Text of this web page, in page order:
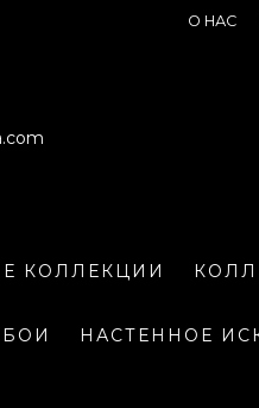
О НАС
КОЛЛЕКЦИИ
НАСТЕННОЕ